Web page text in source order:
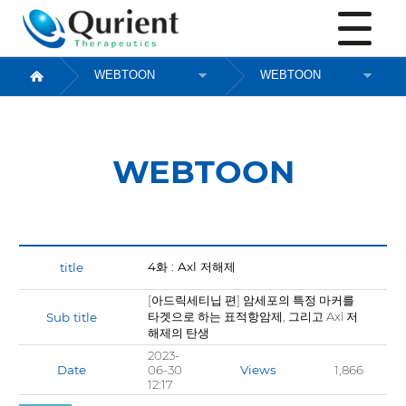
WEBTOON
WEBTOON
4화 : Axl 저해제
Sub title
[아드릭세티닙 편] 암세포의 특정 마커를
타겟으로 하는 표적항암제, 그리고 Axl 저
해제의 탄생
Date
2023-
06-30
12:17
Views 1,866